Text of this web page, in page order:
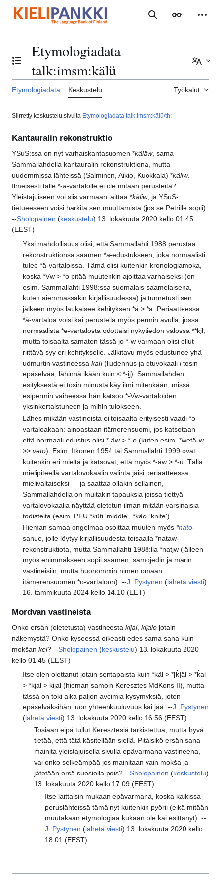
sisältöön
Haku Ulkoasu
Vaihda sisällysluettelo
Etymologiadata
talk:imsm:kälü Lisää
Etymologiadata Keskustelu Työkalut
Siirretty keskustelu sivulta Etymologiadata talk:imsm:kälü/th:
Kantauralin rekonstruktio
YSuS:ssa on nyt varhaiskantasuomen *käläw, sama
Sammallahdella kantauralin rekonstruktiona, mutta
uudemmissa lähteissä (Salminen, Aikio, Kuokkala) *käliw.
Ilmeisesti tälle *-ä-vartalolle ei ole mitään perusteita?
Yleistajuiseen voi siis varmaan laittaa *käliw, ja YSuS-
tietueeseen voisi harkita sen muuttamista (jos se Petrille sopii).
--Sholopainen (keskustelu) 13. lokakuuta 2020 kello 01.45
(EEST)
Yksi mahdollisuus olisi, että Sammallahti 1988 perustaa
rekonstruktionsa saamen *ā-edustukseen, joka normaalisti
tulee *ä-vartaloissa. Tämä olisi kuitenkin kronologiamoka,
koska *Vw > *o pitää muutenkin ajoittaa varhaiseksi (on
esim. Sammallahti 1998:ssa suomalais-saamelaisena,
kuten aiemmassakin kirjallisuudessa) ja tunnetusti sen
jälkeen myös laukaisee kehityksen *ä > *ā. Periaatteessa
*ä-vartaloa voisi kai perustella myös permin avulla, jossa
normaalista *ə-vartalosta odottaisi nykytiedon valossa **ki̮l,
mutta toisaalta samaten tässä jo *-w varmaan olisi ollut
riittävä syy eri kehitykselle. Jälkitavu myös edustunee yhä
udmurtin vastineessakaľi(liudennus ja etuvokaaliitosin
epäselvää, lähinnä ikään kuin < *-i̮j). Sammallahden
esityksestä ei tosin minusta käy ilmi mitenkään, missä
esipermin vaiheessa hän katsoo *-Vw-vartaloiden
yksinkertaistuneen ja mihin tulokseen.
Lähes mikään vastineista ei toisaalta erityisesti vaadi *ə-
vartaloakaan: ainoastaan itämerensuomi, jos katsotaan
että normaali edustus olisi *-äw > *-o (kuten esim. *wetä-w
>>veto). Esim. Itkonen 1954 tai Sammallahti 1999 ovat
kuitenkin eri mieltä ja katsovat, että myös *-äw > *-ü. Tällä
mielipiteellä vartalovokaalin valinta jäisi periaatteessa
mielivaltaiseksi — ja saattaa ollakin sellainen,
Sammallahdella on muitakin tapauksia joissa tiettyä
vartalovokaalia näyttää oletetun ilman mitään varsinaisia
todisteita (esim. PFU *küti 'middle', *käci 'knife').
Hieman samaa ongelmaa osoittaa muuten myös *nato-
sanue, jolle löytyy kirjallisuudesta toisaalla *nataw-
rekonstruktiota, mutta Sammallahti 1988:lla *nati̮w (jälleen
myös enimmäkseen sopii saamen, samojedin ja marin
vastineisiin, mutta huonommin nimen omaan
itämerensuomen *o-vartaloon). --J. Pystynen (lähetä viesti)
16. tammikuuta 2024 kello 14.10 (EET)
Mordvan vastineista
Onko ersän (oletetusta) vastineesta kijal, kijalo jotain
näkemystä? Onko kyseessä oikeasti edes sama sana kuin
mokšan kel? --Sholopainen (keskustelu) 13. lokakuuta 2020
kello 01.45 (EEST)
Itse olen olettanut jotain sentapaista kuin *käl > *[ḱ]äl > *ḱal
> *kjal > kijal (hieman samoin Keresztes MdKons II), mutta
tässä on toki aika paljon avoimia kysymyksiä, joten
epäselväksihän tuon yhteenkuuluvuus kai jää. --J. Pystynen
(lähetä viesti) 13. lokakuuta 2020 kello 16.56 (EEST)
Tosiaan eipä tullut Keresztesiä tarkistettua, mutta hyvä
tietää, että tätä käsitellään siellä. Pitäisikö ersän sana
mainita yleistajuisella sivulla epävarmana vastineena,
vai onko selkeämpää jos mainitaan vain mokša ja
jätetään ersä suosiolla pois? --Sholopainen (keskustelu)
13. lokakuuta 2020 kello 17.09 (EEST)
Itse laittaisin mukaan epävarmana, koska kaikissa
peruslähteissä tämä nyt kuitenkin pyörii (eikä mitään
muutakaan etymologiaa kukaan ole kai esittänyt). --
J. Pystynen (lähetä viesti) 13. lokakuuta 2020 kello
18.01 (EEST)